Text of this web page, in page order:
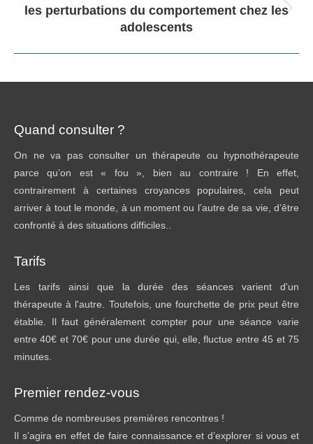
Article
suivant
:
les perturbations du comportement chez les
adolescents
Quand consulter ?
On ne va pas consulter un thérapeute ou hypnothérapeute
parce qu’on est « fou », bien au contraire ! En effet,
contrairement à certaines croyances populaires, cela peut
arriver à tout le monde, à un moment ou l’autre de sa vie, d’être
confronté à des situations difficiles..
Tarifs
Les tarifs ainsi que la durée des séances varient d'un
thérapeute à l'autre. Toutefois, une fourchette de prix peut être
établie. Il faut généralement compter pour une séance varie
entre 40€ et 70€ pour une durée qui, elle, fluctue entre 45 et 75
minutes.
Premier rendez-vous
Comme de nombreuses premières rencontres !
Il s’agira en effet de faire connaissance et d’explorer si vous et